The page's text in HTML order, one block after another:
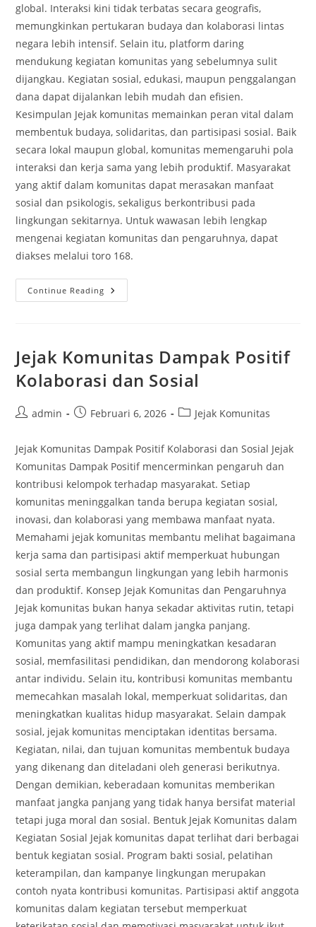
global. Interaksi kini tidak terbatas secara geografis,
memungkinkan pertukaran budaya dan kolaborasi lintas
negara lebih intensif. Selain itu, platform daring
mendukung kegiatan komunitas yang sebelumnya sulit
dijangkau. Kegiatan sosial, edukasi, maupun penggalangan
dana dapat dijalankan lebih mudah dan efisien.
Kesimpulan Jejak komunitas memainkan peran vital dalam
membentuk budaya, solidaritas, dan partisipasi sosial. Baik
secara lokal maupun global, komunitas memengaruhi pola
interaksi dan kerja sama yang lebih produktif. Masyarakat
yang aktif dalam komunitas dapat merasakan manfaat
sosial dan psikologis, sekaligus berkontribusi pada
lingkungan sekitarnya. Untuk wawasan lebih lengkap
mengenai kegiatan komunitas dan pengaruhnya, dapat
diakses melalui toro 168.
Continue Reading Jejak
Komunitas
Solidaritas
Jejak Komunitas Dampak Positif
Kolaborasi dan Sosial
Postadmin
PostFebruari 6, 2026
PostJejak Komunitas
Jejak Komunitas Dampak Positif Kolaborasi dan Sosial Jejak
Komunitas Dampak Positif mencerminkan pengaruh dan
kontribusi kelompok terhadap masyarakat. Setiap
komunitas meninggalkan tanda berupa kegiatan sosial,
inovasi, dan kolaborasi yang membawa manfaat nyata.
Memahami jejak komunitas membantu melihat bagaimana
kerja sama dan partisipasi aktif memperkuat hubungan
sosial serta membangun lingkungan yang lebih harmonis
dan produktif. Konsep Jejak Komunitas dan Pengaruhnya
Jejak komunitas bukan hanya sekadar aktivitas rutin, tetapi
juga dampak yang terlihat dalam jangka panjang.
Komunitas yang aktif mampu meningkatkan kesadaran
sosial, memfasilitasi pendidikan, dan mendorong kolaborasi
antar individu. Selain itu, kontribusi komunitas membantu
memecahkan masalah lokal, memperkuat solidaritas, dan
meningkatkan kualitas hidup masyarakat. Selain dampak
sosial, jejak komunitas menciptakan identitas bersama.
Kegiatan, nilai, dan tujuan komunitas membentuk budaya
yang dikenang dan diteladani oleh generasi berikutnya.
Dengan demikian, keberadaan komunitas memberikan
manfaat jangka panjang yang tidak hanya bersifat material
tetapi juga moral dan sosial. Bentuk Jejak Komunitas dalam
Kegiatan Sosial Jejak komunitas dapat terlihat dari berbagai
bentuk kegiatan sosial. Program bakti sosial, pelatihan
keterampilan, dan kampanye lingkungan merupakan
contoh nyata kontribusi komunitas. Partisipasi aktif anggota
komunitas dalam kegiatan tersebut memperkuat